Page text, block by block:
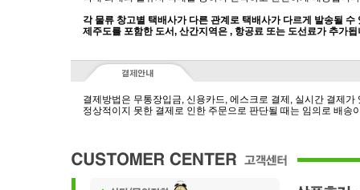
각 물류 창고별 택배사가 다른 관계로 택배사가 다르게 발송될 수
제주도를 포함한 도서, 산간지역은 , 항공료 또는 도선료가 추가됩
결제방법은 무통장입금, 신용카드, 에스크로 결제, 실시간 결제가
정상적이지 못한 결제로 인한 주문으로 판단될 때는 임의로 배송